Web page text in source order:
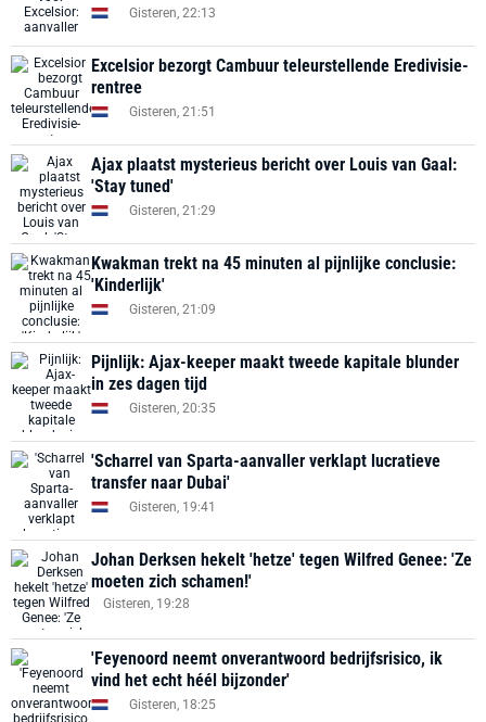
Gisteren, 22:13
Excelsior bezorgt Cambuur teleurstellende Eredivisie-
rentree
Gisteren, 21:51
Ajax plaatst mysterieus bericht over Louis van Gaal:
'Stay tuned'
Gisteren, 21:29
Kwakman trekt na 45 minuten al pijnlijke conclusie:
'Kinderlijk'
Gisteren, 21:09
Pijnlijk: Ajax-keeper maakt tweede kapitale blunder
in zes dagen tijd
Gisteren, 20:35
'Scharrel van Sparta-aanvaller verklapt lucratieve
transfer naar Dubai'
Gisteren, 19:41
Johan Derksen hekelt 'hetze' tegen Wilfred Genee: 'Ze
moeten zich schamen!'
Gisteren, 19:28
'Feyenoord neemt onverantwoord bedrijfsrisico, ik
vind het echt héél bijzonder'
Gisteren, 18:25